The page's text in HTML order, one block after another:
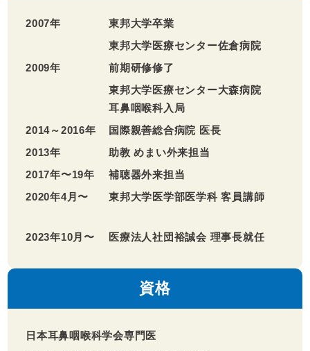
2007年
東邦大学卒業
東邦大学医療センター佐倉病院
2009年
前期研修修了
東邦大学医療センター大森病院
耳鼻咽喉科入局
2014～2016年
国際親善総合病院 医長
2013年
助教 めまい外来担当
2017年〜19年
補聴器外来担当
2020年4月〜
東邦大学医学部医学科 客員講師
2023年10月〜 医療法人社団裕誠会 理事長就任
資格
日本耳鼻咽喉科学会専門医